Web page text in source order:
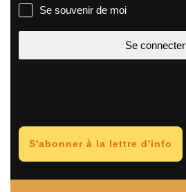
Se souvenir de moi
Se connecter
S'abonner à la lettre d'info